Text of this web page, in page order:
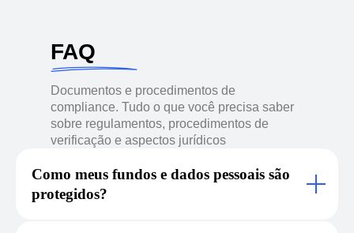
FAQ
Documentos e procedimentos de
compliance. Tudo o que você precisa saber
sobre regulamentos, procedimentos de
verificação e aspectos jurídicos
Como meus fundos e dados pessoais são
protegidos?